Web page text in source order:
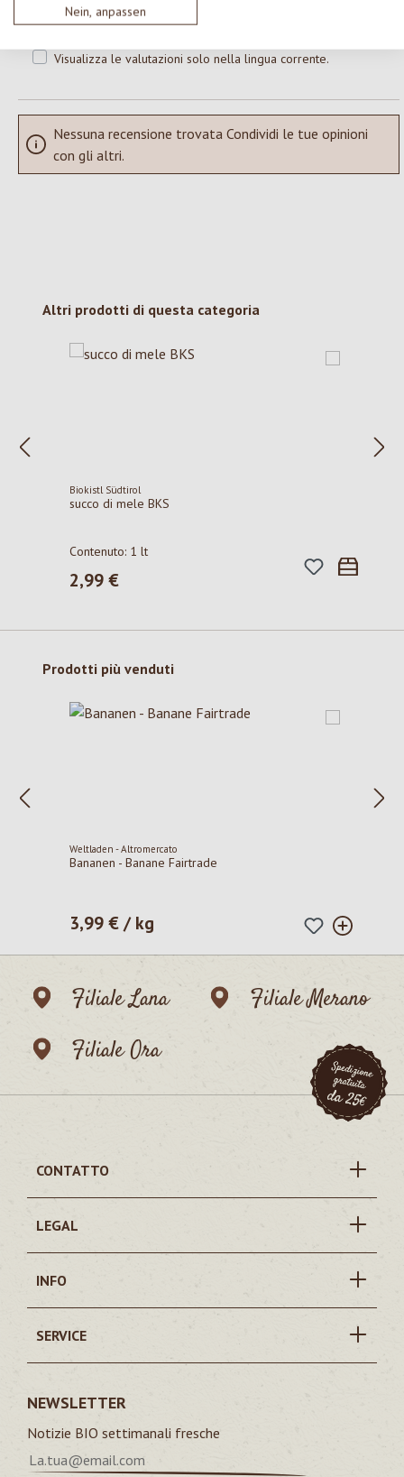
Nein, anpassen
SCRIVERE UNA RECENSIONE
Visualizza le valutazioni solo nella lingua corrente.
Nessuna recensione trovata Condividi le tue opinioni
con gli altri.
Salta la galleria dei prodotti
Altri prodotti di questa categoria
Biokistl Südtirol
succo di mele BKS
Contenuto: 1 lt
Prezzo normale:
2,99 €
Salta la galleria dei prodotti
Prodotti più venduti
Weltladen - Altromercato
Bananen - Banane Fairtrade
Prezzo normale:
3,99 € / kg
Filiale Lana
Filiale Merano
Filiale Ora
CONTATTO
LEGAL
INFO
SERVICE
NEWSLETTER
Notizie BIO settimanali fresche